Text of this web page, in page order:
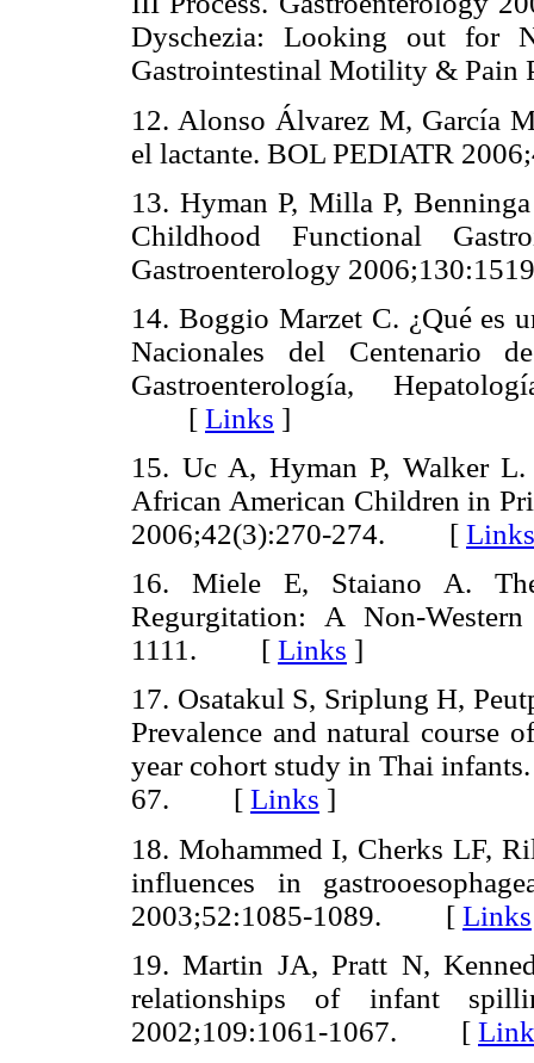
Dyschezia: Looking out for
Gastrointestinal Motility & Pain
12. Alonso Álvarez M, García
el lactante. BOL PEDIATR
13. Hyman P, Milla P,
Childhood Functional
Gastroenterology
14. Boggio Marzet C. ¿Qué es
Nacionales del Centenario
Gastroenterología,
[ Links ]
15. Uc A, Hyman P, Walker
African American Children in
2006;42(3):270-274.
[ Links
16. Miele E, Staiano A.
Regurgitation: A Non-
1111.
[ Links ]
17. Osatakul S, Sriplung H,
Prevalence and natural course
year cohort study in Thai
67.
[ Links ]
18. Mohammed I, Cherks LF,
influences in
2003;52:1085-1089.
[ Links
19. Martin JA, Pratt N,
relationships of infant
2002;109:1061-1067.
[